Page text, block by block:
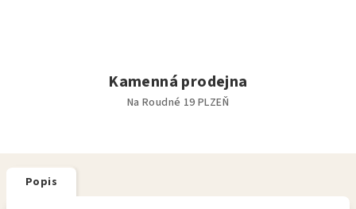
Kamenná prodejna
Na Roudné 19 PLZEŇ
Popis